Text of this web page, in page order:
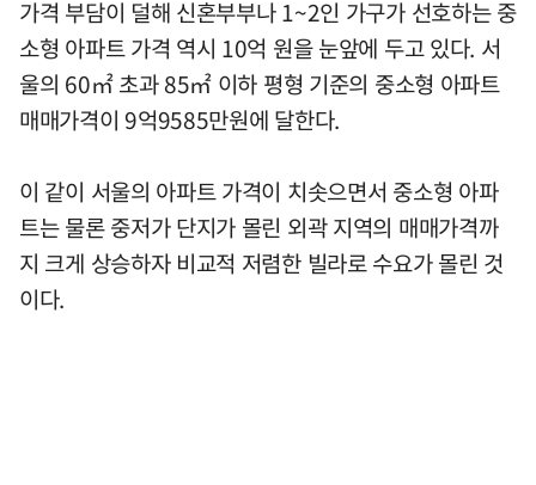
가격 부담이 덜해 신혼부부나 1~2인 가구가 선호하는 중
소형 아파트 가격 역시 10억 원을 눈앞에 두고 있다. 서
울의 60㎡ 초과 85㎡ 이하 평형 기준의 중소형 아파트
매매가격이 9억9585만원에 달한다.
이 같이 서울의 아파트 가격이 치솟으면서 중소형 아파
트는 물론 중저가 단지가 몰린 외곽 지역의 매매가격까
지 크게 상승하자 비교적 저렴한 빌라로 수요가 몰린 것
이다.